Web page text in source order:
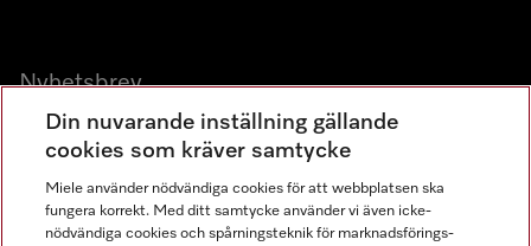
Nyhetsbrev
Gå med i vår gemenskap
Din nuvarande inställning gällande
cookies som kräver samtycke
Miele använder nödvändiga cookies för att webbplatsen ska
fungera korrekt. Med ditt samtycke använder vi även icke-
nödvändiga cookies och spårningsteknik för marknadsförings-